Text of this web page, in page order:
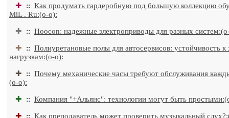
✚ :: Как продумать гардеробную под большую коллекцию
MiL . Ru:(o-o):
✚ :: Hoocon: надежные электроприводы для разных
✚ :: Полиуретановые полы для автосервисов: устойчивость
нагрузкам:(o-o):
✚ :: Почему механические часы требуют обслуживания
(o-o):
✚ :: Компания "+Альянс": технологии могут быть
✚ :: Как преподаватель может проверить музыкальный